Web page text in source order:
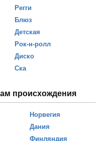
Регги
Блюз
Детская
Рок-н-ролл
Диско
Ска
происхождения
Норвегия
Дания
Финляндия